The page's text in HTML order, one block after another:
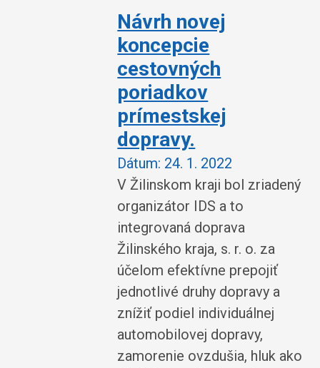
Návrh novej
koncepcie
cestovných
poriadkov
prímestskej
dopravy.
Dátum: 24. 1. 2022
V Žilinskom kraji bol zriadený
organizátor IDS a to
integrovaná doprava
Žilinského kraja, s. r. o. za
účelom efektívne prepojiť
jednotlivé druhy dopravy a
znížiť podiel individuálnej
automobilovej dopravy,
zamorenie ovzdušia, hluk ako